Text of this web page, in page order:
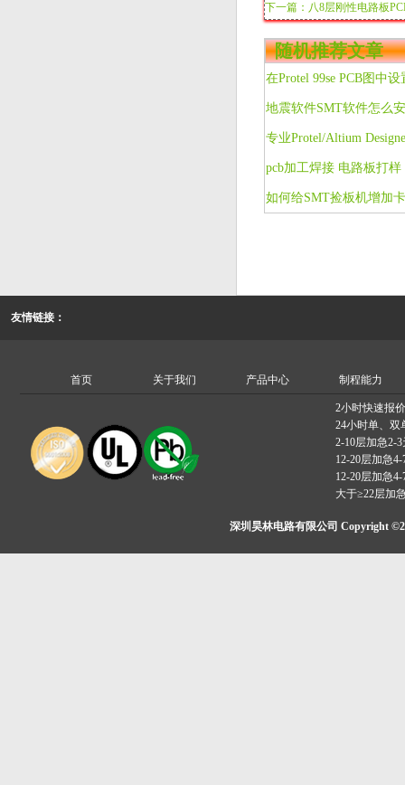
下一篇：八8层刚性电路板
随机推荐文章
地震软件SMT软件怎么
如何给SMT捡板机增加
友情链接：
首页 关于我们 产品中心 制程能力
2小时快速报价
24小时单、双
2-10层加急2-3
12-20层加急4-
12-20层加急4-
大于≥22层加
深圳昊林电路有限公司 Copyright